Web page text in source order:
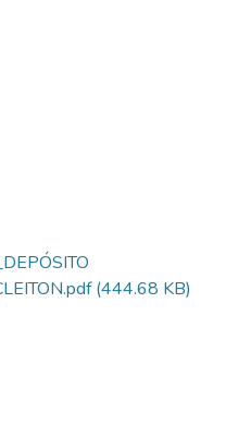
(444.68 KB)